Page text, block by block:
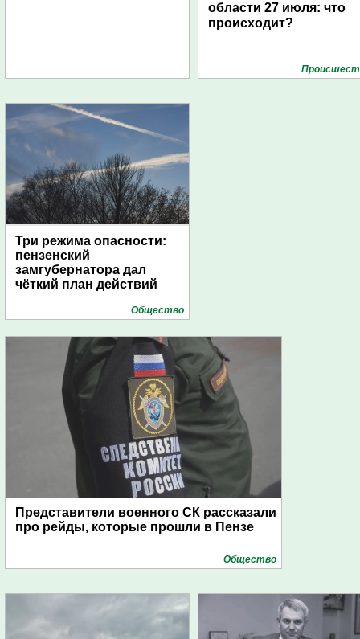
области 27 июля: что
происходит?
Три режима опасности:
пензенский
замгубернатора дал
чёткий план действий
Общество
Представители военного СК рассказали
про рейды, которые прошли в Пензе
Общество